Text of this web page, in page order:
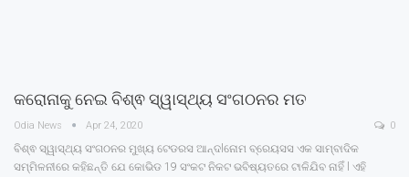
କରୋନାକୁ ନେଇ ବିଶ୍ଵ ସ୍ୱାସ୍ଥ୍ୟ ସଂଗଠନର ମତ
Odia News Apr 24, 2020 0
ବିଶ୍ଵ ସ୍ୱାସ୍ଥ୍ୟ ସଂଗଠନର ମୁଖ୍ୟ ଟେଡରସ ଆନ୍ଦlନୋମ ବ୍ରେୟସସ ଏକ ସାମ୍ବାଦିକ
ସମ୍ମିଳନୀରେ କହିଛନ୍ତି ଯେ କୋଭିଡ 19 ସଂକଟ ନିକଟ ଭବିଷ୍ୟତରେ ଟାଳିଯିବ ନାହିଁ l ଏହି